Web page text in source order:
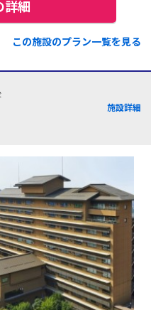
詳細
この施設のプラン一覧を見る
施設詳細